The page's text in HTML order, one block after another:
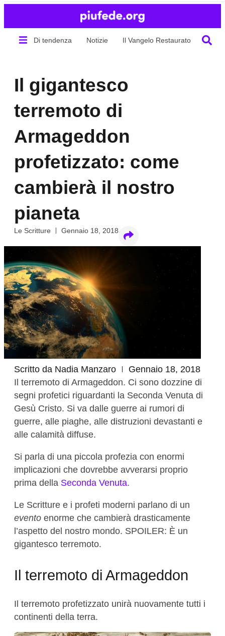
Di tendenza Notizie Il Vangelo Restaurato Chi
Il gigantesco
terremoto di
Armageddon
profetizzato: come
cambierà il nostro
pianeta
Le Scritture Gennaio 18, 2018
Scritto da Nadia Manzaro
Gennaio 18, 2018
Il terremoto di Armageddon. Ci sono dozzine di
segni profetici riguardanti la Seconda Venuta di
Gesù Cristo. Si va dalle guerre ai rumori di
guerre, alle piaghe, alle distruzioni devastanti e
alle calamità diffuse.
Si parla di una piccola profezia con enormi
implicazioni che dovrebbe avverarsi proprio
prima della Seconda Venuta.
Le Scritture e i profeti moderni parlano di un
evento enorme che cambierà drasticamente
l’aspetto del nostro mondo. SPOILER: È un
gigantesco terremoto.
Il terremoto di Armageddon
Il terremoto profetizzato unirà nuovamente tutti i
continenti della terra.